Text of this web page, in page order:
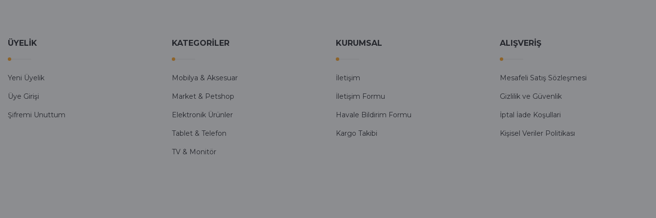
kargo hızlı
mehmet yıldız | 19/06/2025
seiko astron kordon 7x52
ÜYELİK
Yeni Üyelik
Üye Girişi
Şifremi Unuttum
KATEGORİLER
Mobilya & Aksesuar
Market & Petshop
Elektronik Ürünler
Tablet & Telefon
TV & Monitör
KURUMSAL
İletişim
İletişim Formu
Havale Bildirim Formu
Kargo Takibi
ALIŞVERİŞ
Mesafeli Satış Sözleşmesi
Gizlilik ve Güvenlik
İptal İade Koşullari
Kişisel Veriler Politikası